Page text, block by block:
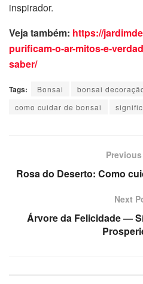
inspirador.
Veja também: https://
purificam-o-ar-mitos-e-
saber/
Tags: Bonsai bonsai
como cuidar de bonsai
Rosa do Deserto: Como
Next
Árvore da Felicidade —